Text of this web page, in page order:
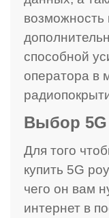
возможность
способной
оператора в
Выбор 5G
Для того
купить 5G
чего он вам
интернет в